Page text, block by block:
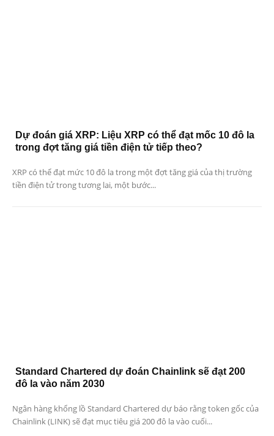
Dự đoán giá XRP: Liệu XRP có thể đạt mốc 10 đô la
trong đợt tăng giá tiền điện tử tiếp theo?
XRP có thể đạt mức 10 đô la trong một đợt tăng giá của thị trường
tiền điện tử trong tương lai, một bước...
Standard Chartered dự đoán Chainlink sẽ đạt 200
đô la vào năm 2030
Ngân hàng khổng lồ Standard Chartered dự báo rằng token gốc của
Chainlink (LINK) sẽ đạt mục tiêu giá 200 đô la vào cuối...